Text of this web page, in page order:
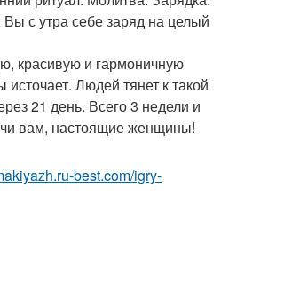
с утра себе заряд на целый
красивую и гармоничную
Людей тянет к такой
21 день. Всего 3 недели и
вам, настоящие женщины!
best.com/igry-